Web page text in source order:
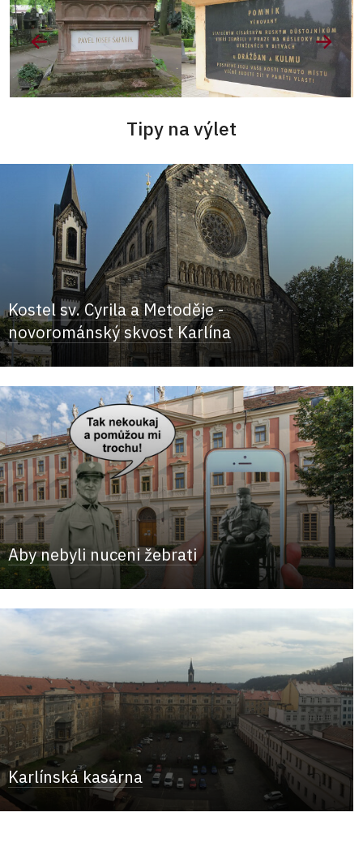
Tipy na výlet
Kostel sv. Cyrila a Metoděje -
novorománský skvost Karlína
Aby nebyli nuceni žebrati
Karlínská kasárna